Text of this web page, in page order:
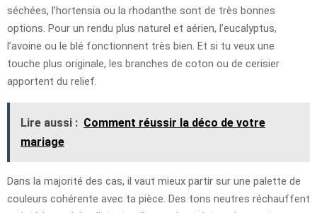
séchées, l’hortensia ou la rhodanthe sont de très bonnes
options. Pour un rendu plus naturel et aérien, l’eucalyptus,
l’avoine ou le blé fonctionnent très bien. Et si tu veux une
touche plus originale, les branches de coton ou de cerisier
apportent du relief.
Lire aussi : Comment réussir la déco de votre
mariage
Dans la majorité des cas, il vaut mieux partir sur une palette de
couleurs cohérente avec ta pièce. Des tons neutres réchauffent